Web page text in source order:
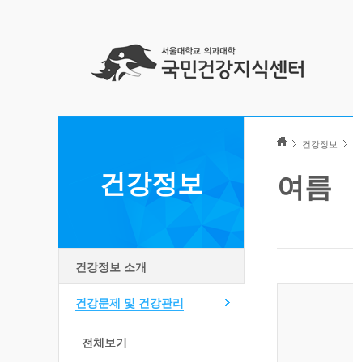
건강정보
여름
건강정보
건강정보 소개
건강문제 및 건강관리
전체보기